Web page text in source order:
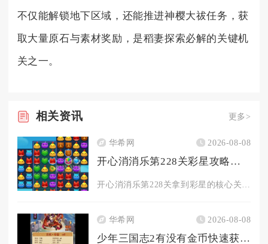
不仅能解锁地下区域，还能推进神樱大祓任务，获
取大量原石与素材奖励，是稻妻探索必解的关键机
关之一。
相关资讯 更多>
华希网 2026-08-08
开心消消乐第228关彩星攻略的关键是什么
开心消消乐第228关拿到彩星的核心关键是分层控步数清障、卡翻...
华希网 2026-08-08
少年三国志2有没有金币快速获取的秘诀